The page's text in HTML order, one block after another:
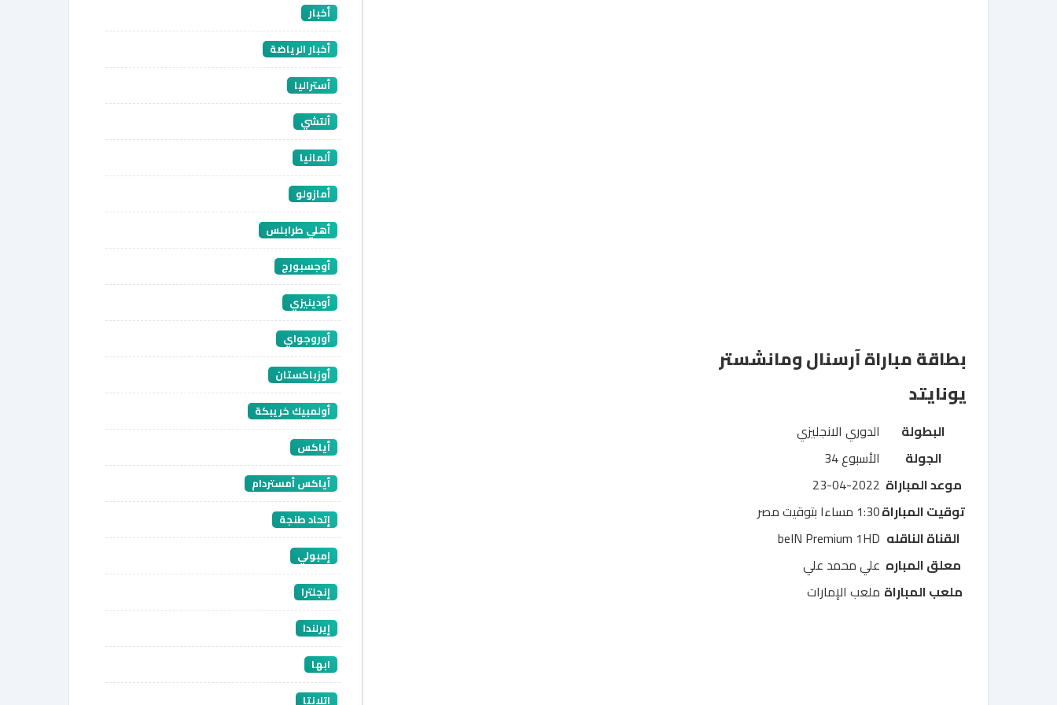
بطاقة مباراة آرسنال ومانشستر
يونايتد
البطولة
الدوري الانجليزي
الجولة
الأسبوع 34
موعد المباراة 23-04-2022
توقيت المباراة1:30 مساءا بتوقيت مصر
القناة الناقله beIN Premium 1HD
معلق المباره علي محمد علي
ملعب المباراة ملعب الإمارات
أخبار
أخبار الرياضة
أستراليا
ألتشي
ألمانيا
أمازولو
أهلي طرابلس
أوجسبورج
أودينيزي
أوروجواي
أوزباكستان
أولمبيك خريبكة
أياكس
أياكس أمستردام
إتحاد طنجة
إمبولي
إنجلترا
إيرلندا
ابها
اتلانتا